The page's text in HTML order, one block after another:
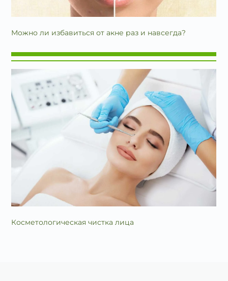
Можно ли избавиться от акне раз и навсегда?
Косметологическая чистка лица